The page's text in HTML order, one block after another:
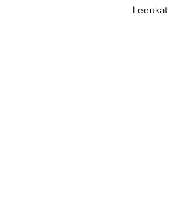
Leenkat